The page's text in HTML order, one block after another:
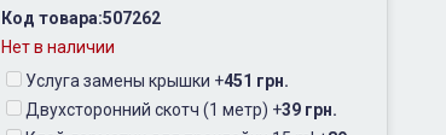
Код товара:507262
Нет в наличии
Услуга замены крышки +451 грн.
Двухсторонний скотч (1 метр) +39 грн.